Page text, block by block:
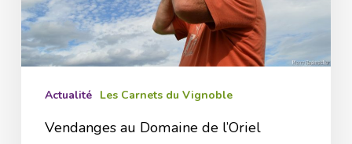
Actualité Les Carnets du Vignoble
Vendanges au Domaine de l’Oriel